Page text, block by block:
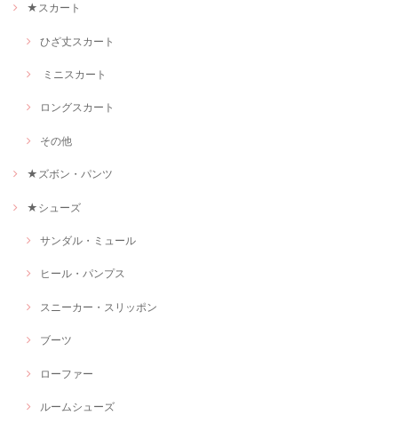
★スカート
ひざ丈スカート
ミニスカート
ロングスカート
その他
★ズボン・パンツ
★シューズ
サンダル・ミュール
ヒール・パンプス
スニーカー・スリッポン
ブーツ
ローファー
ルームシューズ